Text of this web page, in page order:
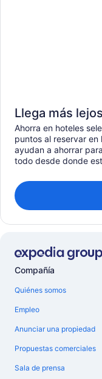
Llega más
Ahorra en hoteles
puntos al reservar
ayudan a ahorrar
todo desde donde
Compañía
Quiénes somos
Empleo
Anunciar una propiedad
Propuestas comerciales
Sala de prensa